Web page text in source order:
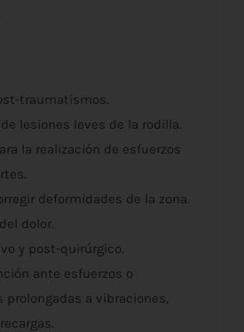
traumatismos.
lesiones leves de la rodilla.
la realización de esfuerzos
deformidades de la zona.
dolor.
y post-quirúrgico.
ante esfuerzos o
prolongadas a vibraciones,